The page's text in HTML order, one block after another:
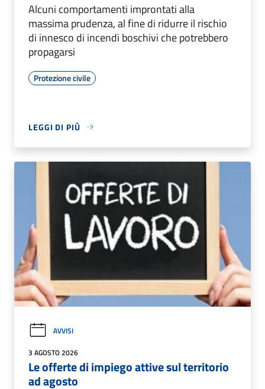
Alcuni comportamenti improntati alla
massima prudenza, al fine di ridurre il rischio
di innesco di incendi boschivi che potrebbero
propagarsi
Protezione civile
LEGGI DI PIÙ
AVVISI
3 AGOSTO 2026
Le offerte di impiego attive sul territorio
ad agosto